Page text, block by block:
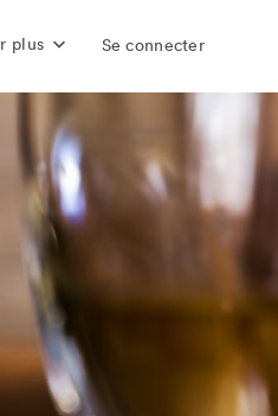
plus Se connecter